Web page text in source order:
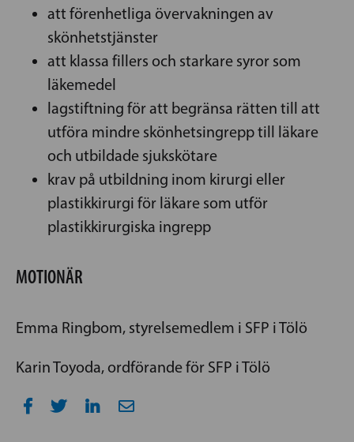
att förenhetliga övervakningen av
skönhetstjänster
att klassa fillers och starkare syror som
läkemedel
lagstiftning för att begränsa rätten till att
utföra mindre skönhetsingrepp till läkare
och utbildade sjukskötare
krav på utbildning inom kirurgi eller
plastikkirurgi för läkare som utför
plastikkirurgiska ingrepp
MOTIONÄR
Emma Ringbom, styrelsemedlem i SFP i Tölö
Karin Toyoda, ordförande för SFP i Tölö